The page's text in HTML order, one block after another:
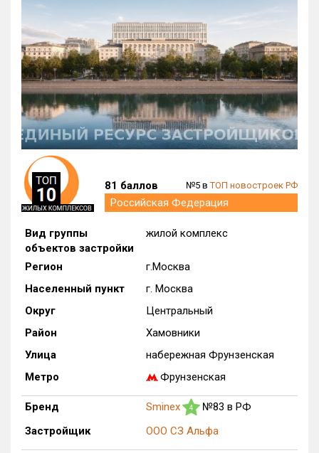
от до
Общая площадь, м²
от до
Срок сдачи
от до
Вид объекта
Кол-во комнат
Только новые
от до
с продажами
Найдено:
81 баллов №5 вТОП новостроек РФ
Российская Федерация
Вид группы
объектов застройки
жилой комплекс
Регион
г.Москва
Населенный пункт
г. Москва
Округ
Центральный
Район
Хамовники
Улица
набережная Фрунзенская
Метро
Фрунзенская
Бренд Sminex 4
№83 в РФ
Застройщик
ООО СЗ Альфа